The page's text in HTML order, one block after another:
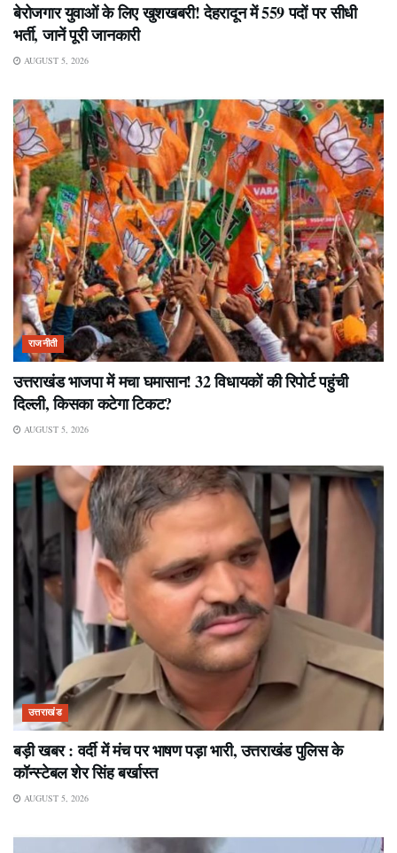
बेरोजगार युवाओं के लिए खुशखबरी! देहरादून में 559 पदों पर सीधी
भर्ती, जानें पूरी जानकारी
AUGUST 5, 2026
राजनीती
उत्तराखंड भाजपा में मचा घमासान! 32 विधायकों की रिपोर्ट पहुंची
दिल्ली, किसका कटेगा टिकट?
AUGUST 5, 2026
उत्तराखंड
बड़ी खबर : वर्दी में मंच पर भाषण पड़ा भारी, उत्तराखंड पुलिस के
कॉन्स्टेबल शेर सिंह बर्खास्त
AUGUST 5, 2026